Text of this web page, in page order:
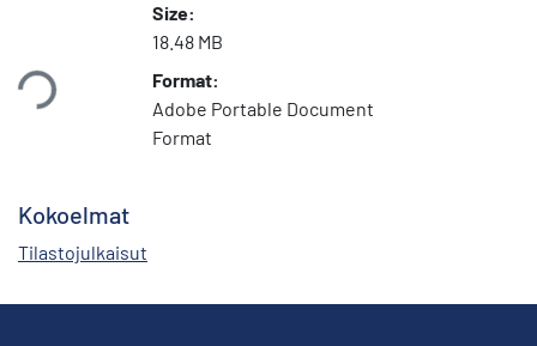
Ladataan...
Size:
18.48 MB
Format:
Adobe Portable Document
Format
Kokoelmat
Tilastojulkaisut